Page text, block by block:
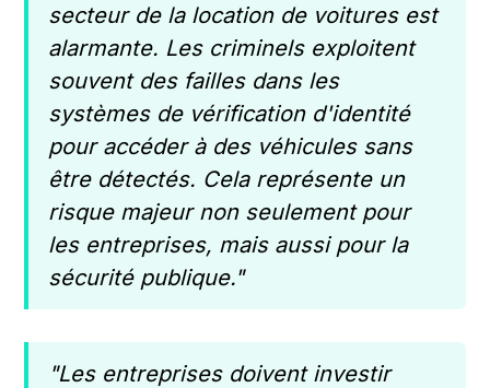
secteur de la location de voitures est
alarmante. Les criminels exploitent
souvent des failles dans les
systèmes de vérification d'identité
pour accéder à des véhicules sans
être détectés. Cela représente un
risque majeur non seulement pour
les entreprises, mais aussi pour la
sécurité publique."
"Les entreprises doivent investir